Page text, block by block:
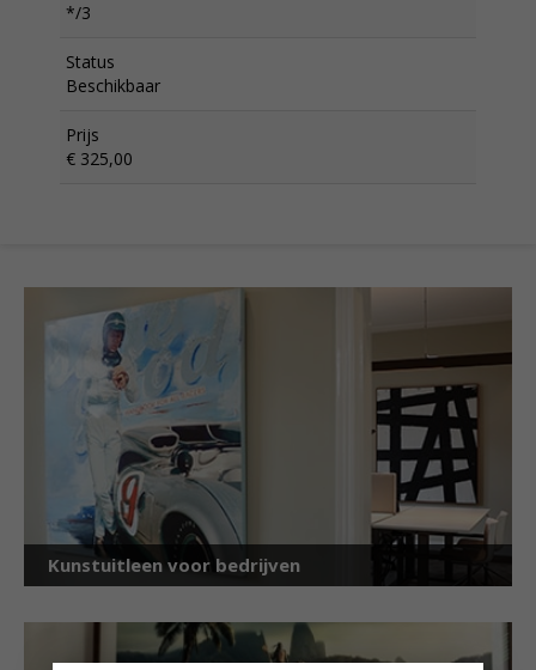
*/3
Status
Beschikbaar
Prijs
€ 325,00
Kunstuitleen voor bedrijven